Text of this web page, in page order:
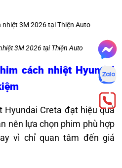
3M 2026 tại Thiện Auto
cách nhiệt Hyundai
Hyundai Creta đạt hiệu quả
nên lựa chọn phim phù hợp
vì chỉ quan tâm đến giá